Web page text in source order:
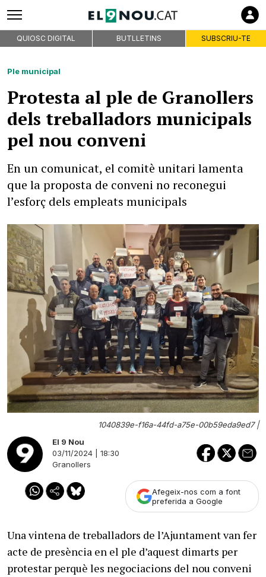
QUIOSC DIGITAL BUTLLETINS SUBSCRIU-TE
Ple municipal
Protesta al ple de Granollers
dels treballadors municipals
pel nou conveni
En un comunicat, el comitè unitari lamenta
que la proposta de conveni no reconegui
l’esforç dels empleats municipals
1040839e-f16a-44fd-a75e-00b59eda9ed7 |
El 9 Nou
03/11/2024 | 18:30
Granollers
Afegeix-nos com a font
preferida a Google
Una vintena de treballadors de l’Ajuntament van fer
acte de presència en el ple d’aquest dimarts per
protestar perquè les negociacions del nou conveni